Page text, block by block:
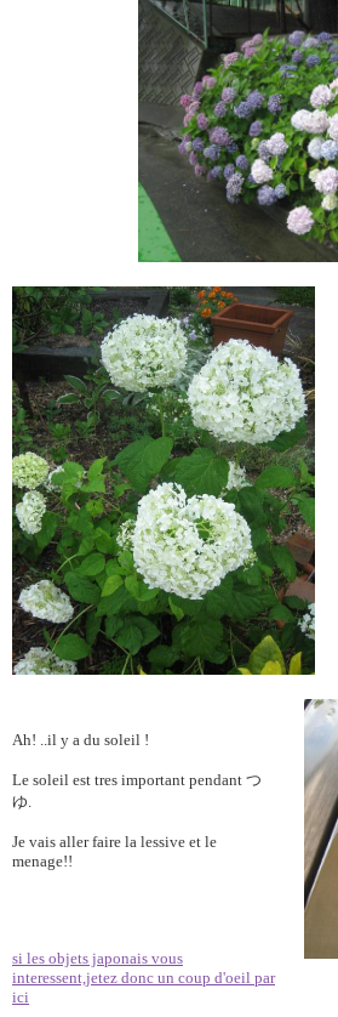
Ah! ..il y a du soleil !
Le soleil est tres important pendant つ
ゆ
Je vais aller faire la lessive et le
menage!!
si les objets japonais vous
interessent,jetez donc un coup d'oeil par
ici